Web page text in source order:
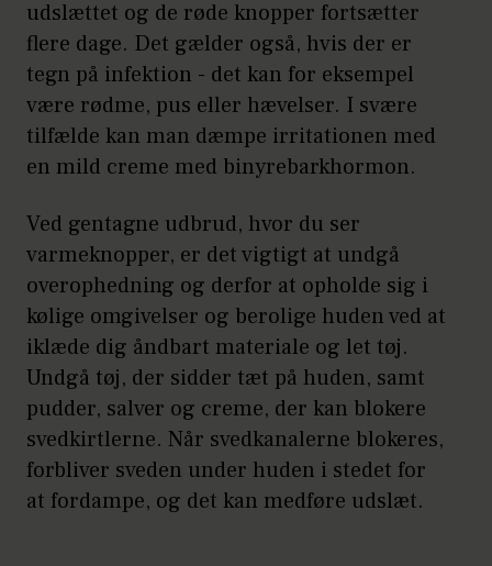
udslættet og de røde knopper fortsætter
flere dage. Det gælder også, hvis der er
tegn på infektion - det kan for eksempel
være rødme, pus eller hævelser. I svære
tilfælde kan man dæmpe irritationen med
en mild creme med binyrebarkhormon.
Ved gentagne udbrud, hvor du ser
varmeknopper, er det vigtigt at undgå
overophedning og derfor at opholde sig i
kølige omgivelser og berolige huden ved at
iklæde dig åndbart materiale og let tøj.
Undgå tøj, der sidder tæt på huden, samt
pudder, salver og creme, der kan blokere
svedkirtlerne. Når svedkanalerne blokeres,
forbliver sveden under huden i stedet for
at fordampe, og det kan medføre udslæt.